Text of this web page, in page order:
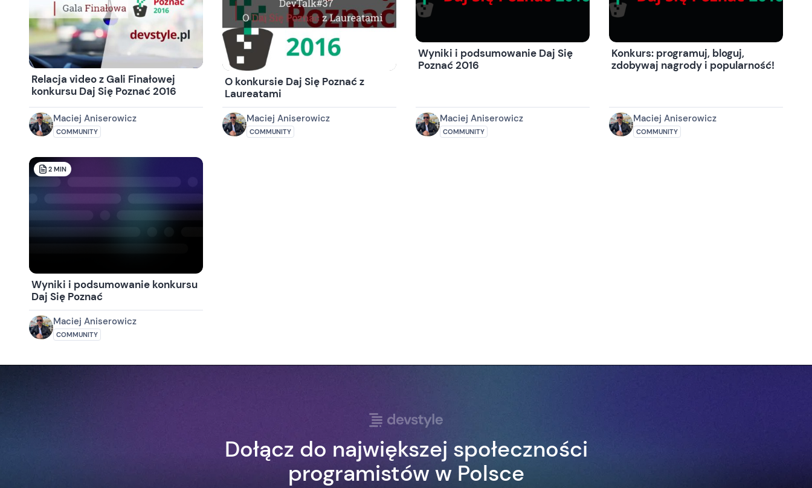
Relacja video z Gali Finałowej
konkursu Daj Się Poznać 2016
Maciej Aniserowicz
COMMUNITY
O konkursie Daj Się Poznać z
Laureatami
Maciej Aniserowicz
COMMUNITY
Wyniki i podsumowanie Daj Się
Poznać 2016
Maciej Aniserowicz
COMMUNITY
Konkurs: programuj, bloguj,
zdobywaj nagrody i popularność!
Maciej Aniserowicz
COMMUNITY
2 MIN
Wyniki i podsumowanie konkursu
Daj Się Poznać
Maciej Aniserowicz
COMMUNITY
Dołącz do największej społeczności
programistów w Polsce